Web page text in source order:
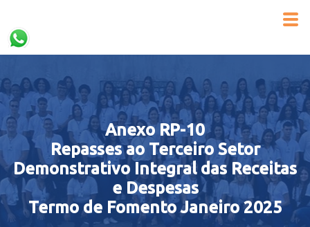
Anexo RP-10
Repasses ao Terceiro Setor
Demonstrativo Integral das Receitas
e Despesas
Termo de Fomento Janeiro 2025